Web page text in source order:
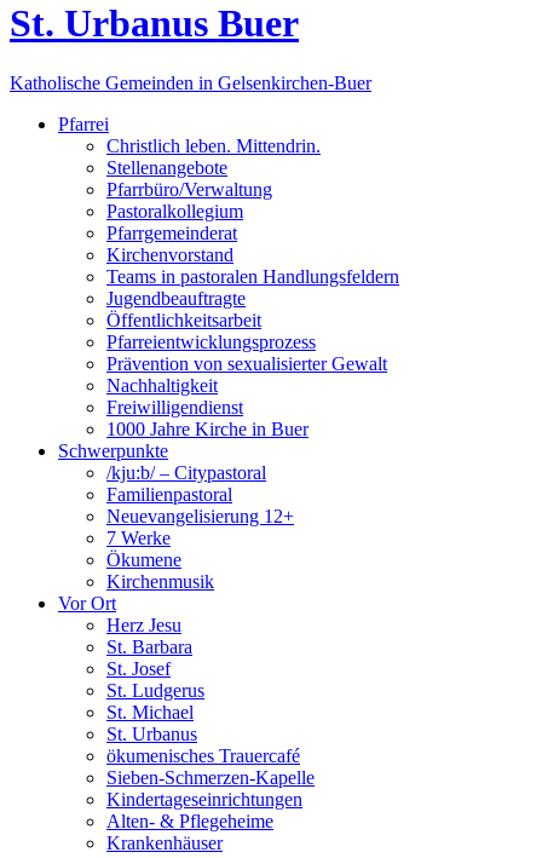
St. Urbanus Buer
Katholische Gemeinden in Gelsenkirchen-Buer
Pfarrei
Christlich leben. Mittendrin.
Stellenangebote
Pfarrbüro/Verwaltung
Pastoralkollegium
Pfarrgemeinderat
Kirchenvorstand
Teams in pastoralen Handlungsfeldern
Jugendbeauftragte
Öffentlichkeitsarbeit
Pfarreientwicklungsprozess
Prävention von sexualisierter Gewalt
Nachhaltigkeit
Freiwilligendienst
1000 Jahre Kirche in Buer
Schwerpunkte
/kju:b/ – Citypastoral
Familienpastoral
Neuevangelisierung 12+
7 Werke
Ökumene
Kirchenmusik
Vor Ort
Herz Jesu
St. Barbara
St. Josef
St. Ludgerus
St. Michael
St. Urbanus
ökumenisches Trauercafé
Sieben-Schmerzen-Kapelle
Kindertageseinrichtungen
Alten- & Pflegeheime
Krankenhäuser